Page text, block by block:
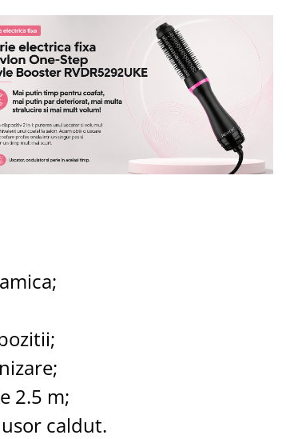
2.5 m;
caldut.